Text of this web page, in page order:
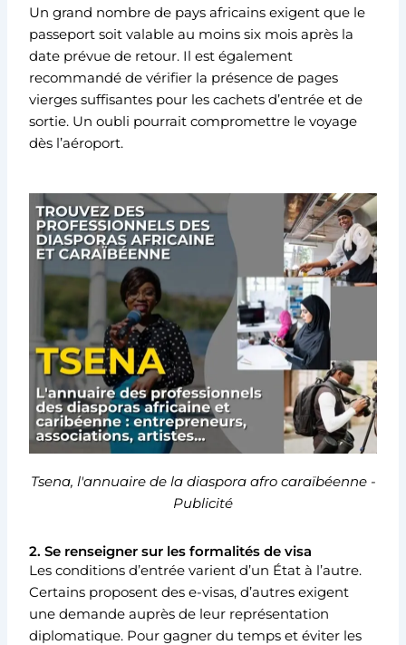
Un grand nombre de pays africains exigent que le
passeport soit valable au moins six mois après la
date prévue de retour. Il est également
recommandé de vérifier la présence de pages
vierges suffisantes pour les cachets d’entrée et de
sortie. Un oubli pourrait compromettre le voyage
dès l’aéroport.
Tsena, l'annuaire de la diaspora afro caraïbéenne -
Publicité
2. Se renseigner sur les formalités de visa
Les conditions d’entrée varient d’un État à l’autre.
Certains proposent des e-visas, d’autres exigent
une demande auprès de leur représentation
diplomatique. Pour gagner du temps et éviter les